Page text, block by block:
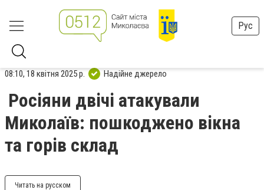
Рус
08:10, 18 квітня 2025 р. Надійне джерело
Росіяни двічі атакували
Миколаїв: пошкоджено вікна
та горів склад
Читать на русском